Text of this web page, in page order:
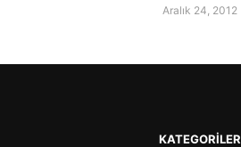
Aralık 24, 2012
KATEGORILER